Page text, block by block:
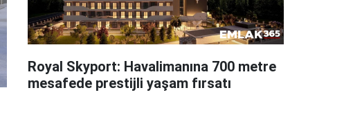
Royal Skyport: Havalimanına 700 metre
mesafede prestijli yaşam fırsatı